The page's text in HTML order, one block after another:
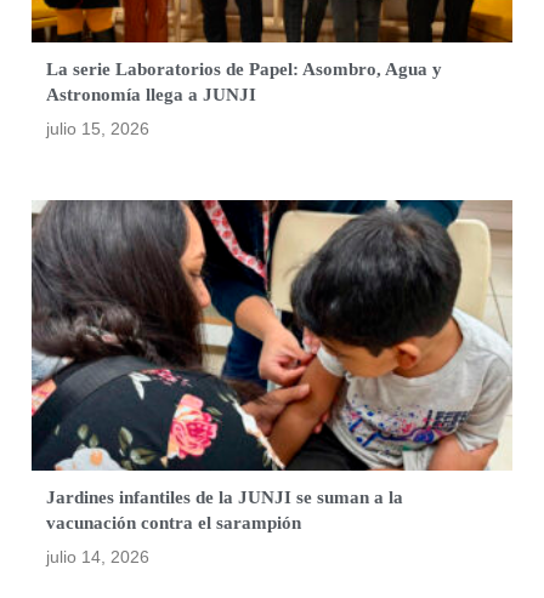
La serie Laboratorios de Papel: Asombro, Agua y
Astronomía llega a JUNJI
julio 15, 2026
Jardines infantiles de la JUNJI se suman a la
vacunación contra el sarampión
julio 14, 2026